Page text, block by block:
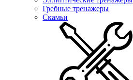
Гребные тренажеры
Скамьи